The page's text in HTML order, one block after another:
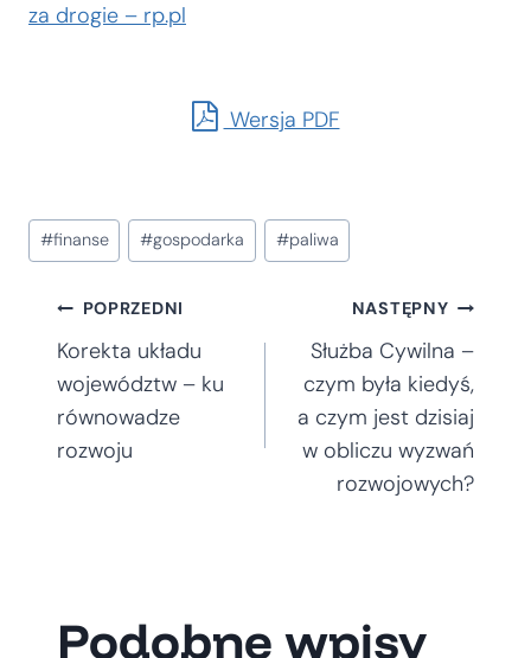
za drogie – rp.pl
Wersja PDF
Tagi
wpisu:
#finanse #gospodarka #paliwa
Nawigacja
wpisu
POPRZEDNI
Korekta układu
województw – ku
równowadze
rozwoju
NASTĘPNY
Służba Cywilna –
czym była kiedyś,
a czym jest dzisiaj
w obliczu wyzwań
rozwojowych?
Podobne wpisy